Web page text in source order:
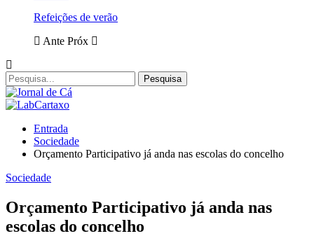
Refeições de verão
Ante Próx
Entrada
Sociedade
Orçamento Participativo já anda nas escolas do concelho
Sociedade
Orçamento Participativo já anda nas
escolas do concelho